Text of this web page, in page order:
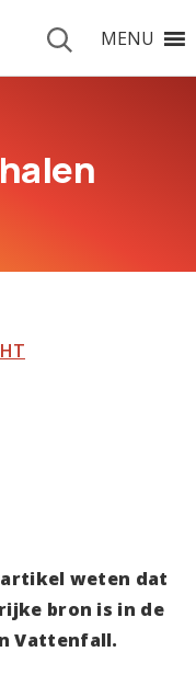
MENU
weten dat
bron is in de
Vattenfall.